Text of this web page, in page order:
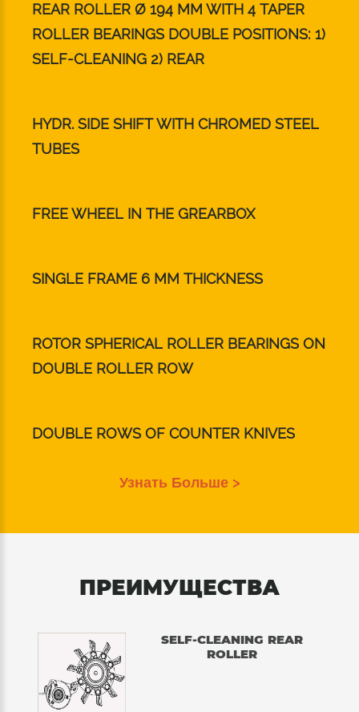
REAR ROLLER Ø 194 MM WITH 4 TAPER
ROLLER BEARINGS DOUBLE POSITIONS: 1)
SELF-CLEANING 2) REAR
HYDR. SIDE SHIFT WITH CHROMED STEEL
TUBES
FREE WHEEL IN THE GREARBOX
SINGLE FRAME 6 MM THICKNESS
ROTOR SPHERICAL ROLLER BEARINGS ON
DOUBLE ROLLER ROW
DOUBLE ROWS OF COUNTER KNIVES
Узнать Больше >
ПРЕИМУЩЕСТВА
SELF-CLEANING REAR
ROLLER